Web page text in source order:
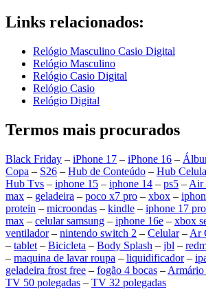
Links relacionados:
Relógio Masculino Casio Digital
Relógio Masculino
Relógio Casio Digital
Relógio Casio
Relógio Digital
Termos mais procurados
Black Friday – iPhone 17 – iPhone 16 –
Copa – S26 – Hub de Conteúdo – Hub
Hub Tvs – iphone 15 – iphone 14 – ps5 – Air
max – geladeira – poco x7 pro – xbox –
protein – microondas – kindle – iphone 17
max – celular samsung – iphone 16e – xbox
ventilador– nintendo switch 2 – Celular– Ar
– tablet – Bicicleta – Body Splash – jbl –
– maquina de lavar roupa – liquidificador–
geladeira frost free – fogão 4 bocas – Armário
TV 50 polegadas – TV 32 polegadas